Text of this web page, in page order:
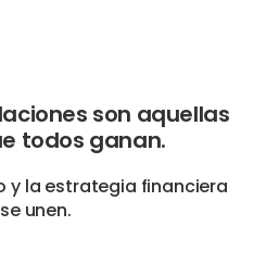
son aquellas
todos ganan.
y la estrategia financiera
se unen.